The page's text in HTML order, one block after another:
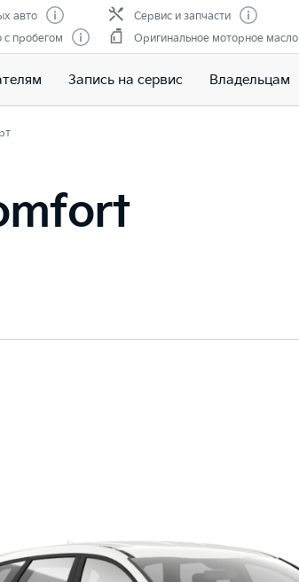
авто
пробегом
Сервис и запчасти
Оригинальное моторное масло
Запись на сервис Владельцам